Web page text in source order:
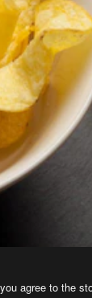
agree to the